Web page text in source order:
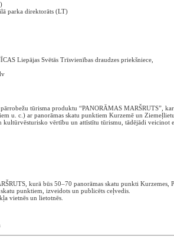
parka direktorāts (LT)
Liepājas Svētās Trīsvienības draudzes priekšniece,
tūrisma produktu “PANORĀMAS MARŠRUTS”,
u. c.) ar panorāmas skatu punktiem Kurzemē un
kultūrvēsturisko vērtību un attīstītu tūrismu, tādējādi veicinot
kurā būs 50–70 panorāmas skatu punkti Kurzemes,
punktiem, izveidots un publicēts ceļvedis.
vietnēs un lietotnēs.